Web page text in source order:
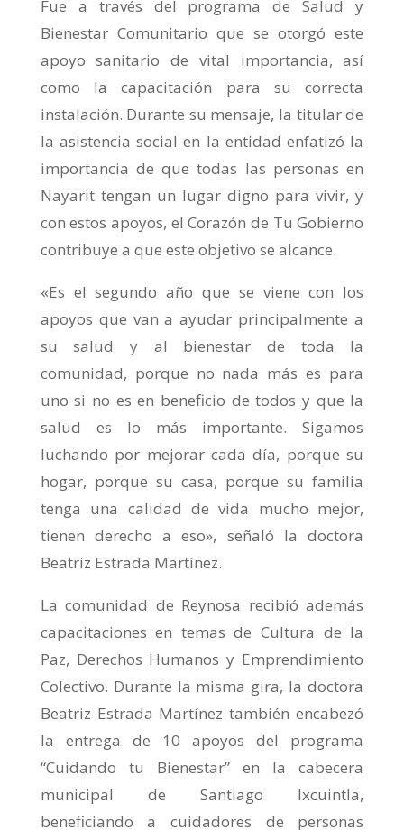
Fue a través del programa de Salud y
Bienestar Comunitario que se otorgó este
apoyo sanitario de vital importancia, así
como la capacitación para su correcta
instalación. Durante su mensaje, la titular de
la asistencia social en la entidad enfatizó la
importancia de que todas las personas en
Nayarit tengan un lugar digno para vivir, y
con estos apoyos, el Corazón de Tu Gobierno
contribuye a que este objetivo se alcance.
«Es el segundo año que se viene con los
apoyos que van a ayudar principalmente a
su salud y al bienestar de toda la
comunidad, porque no nada más es para
uno si no es en beneficio de todos y que la
salud es lo más importante. Sigamos
luchando por mejorar cada día, porque su
hogar, porque su casa, porque su familia
tenga una calidad de vida mucho mejor,
tienen derecho a eso», señaló la doctora
Beatriz Estrada Martínez.
La comunidad de Reynosa recibió además
capacitaciones en temas de Cultura de la
Paz, Derechos Humanos y Emprendimiento
Colectivo. Durante la misma gira, la doctora
Beatriz Estrada Martínez también encabezó
la entrega de 10 apoyos del programa
“Cuidando tu Bienestar” en la cabecera
municipal de Santiago Ixcuintla,
beneficiando a cuidadores de personas